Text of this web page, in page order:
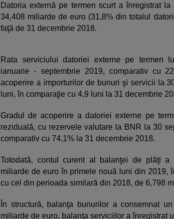
Datoria externă pe termen scurt a înregistrat
34,408 miliarde de euro (31,8% din totalul
faţă de 31 decembrie 2018.
Rata serviciului datoriei externe pe termen
ianuarie - septembrie 2019, comparativ cu
acoperire a importurilor de bunuri şi servicii la
luni, în comparaţie cu 4,9 luni la 31 decembrie
Gradul de acoperire a datoriei externe pe
reziduală, cu rezervele valutare la BNR la 30
comparativ cu 74,1% la 31 decembrie 2018.
Totodată, contul curent al balanţei de plăţi a
miliarde de euro în primele nouă luni din 2019,
cu cel din perioada similară din 2018, de 6,798
În structură, balanţa bunurilor a consemnat
miliarde de euro, balanţa serviciilor a înregistrat